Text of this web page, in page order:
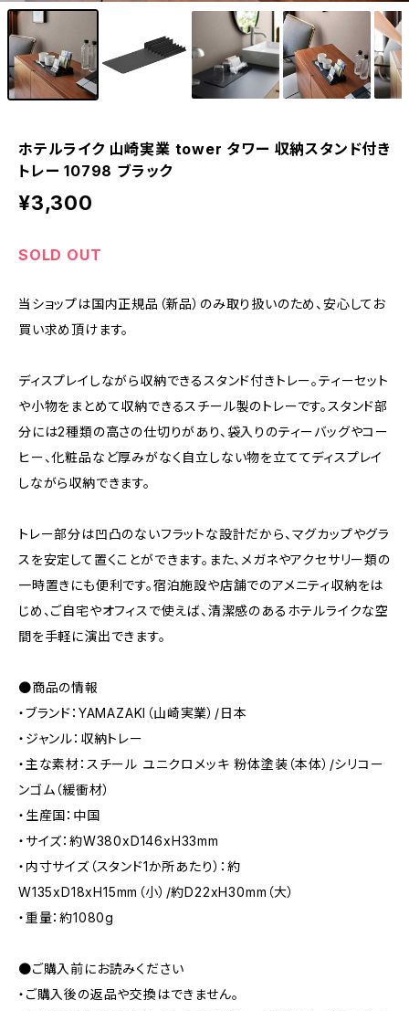
ホテルライク 山崎実業 tower タワー 収納スタンド付き
トレー 10798 ブラック
¥3,300
SOLD OUT
当ショップは国内正規品（新品）のみ取り扱いのため、安心してお
買い求め頂けます。
ディスプレイしながら収納できるスタンド付きトレー。ティーセット
や小物をまとめて収納できるスチール製のトレーです。スタンド部
分には2種類の高さの仕切りがあり、袋入りのティーバッグやコー
ヒー、化粧品など厚みがなく自立しない物を立ててディスプレイ
しながら収納できます。
トレー部分は凹凸のないフラットな設計だから、マグカップやグラ
スを安定して置くことができます。また、メガネやアクセサリー類の
一時置きにも便利です。宿泊施設や店舗でのアメニティ収納をは
じめ、ご自宅やオフィスで使えば、清潔感のあるホテルライクな空
間を手軽に演出できます。
●商品の情報
・ブランド：YAMAZAKI（山崎実業）/日本
・ジャンル：収納トレー
・主な素材：スチール ユニクロメッキ 粉体塗装（本体）/シリコー
ンゴム（緩衝材）
・生産国：中国
・サイズ：約W380xD146xH33mm
・内寸サイズ（スタンド1か所あたり）：約
W135xD18xH15mm（小）/約D22xH30mm（大）
・重量：約1080g
●ご購入前にお読みください
・ご購入後の返品や交換はできません。